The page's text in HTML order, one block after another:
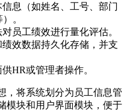
信息（如姓名、工号、部门
。
员工绩效进行量化评估。
绩效数据持久化存储，并支
HR或管理者操作。
，将系统划分为员工信息管
模块和用户界面模块，便于